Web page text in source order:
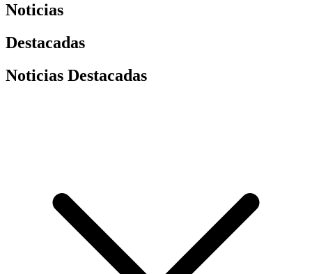
Noticias
Destacadas
Noticias Destacadas